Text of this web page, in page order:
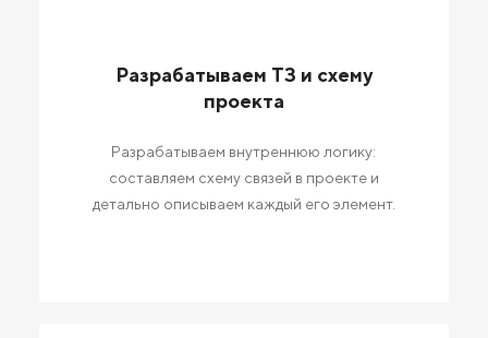
Разрабатываем ТЗ и схему
проекта
Разрабатываем внутреннюю логику:
составляем схему связей в проекте и
детально описываем каждый его элемент.